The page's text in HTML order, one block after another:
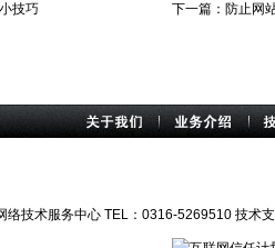
技巧 下一篇： 防止网
络技术服务中心 TEL：0316-5269510 技